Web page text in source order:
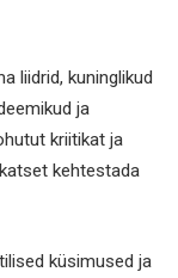
liidrid, kuninglikud
ja
kriitikat ja
kehtestada
küsimused ja